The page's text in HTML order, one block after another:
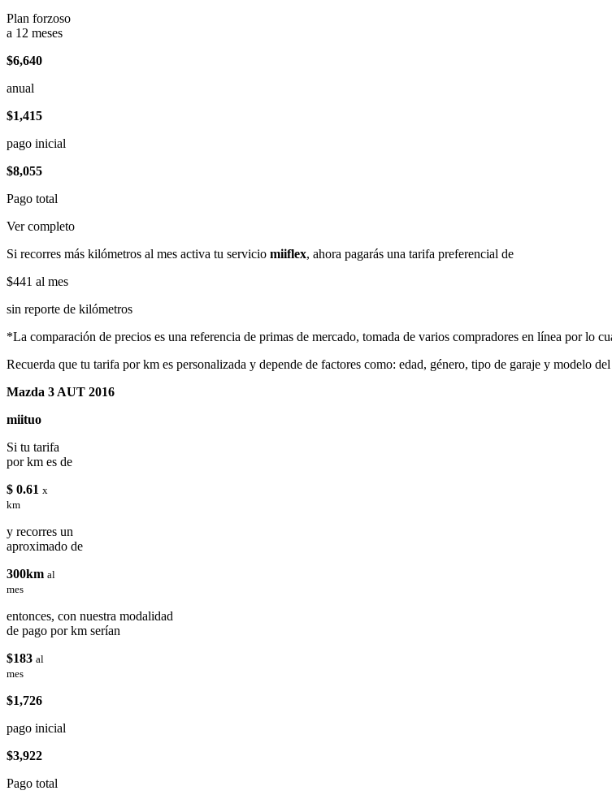
Plan forzoso
a 12 meses
$6,640
anual
$1,415
pago inicial
$8,055
Pago total
Ver completo
Si recorres más kilómetros al mes activa tu servicio miiflex, ahora pagarás una tarifa preferencial de
$441 al mes
sin reporte de kilómetros
*La comparación de precios es una referencia de primas de mercado, tomada de varios compradores en línea por lo
Recuerda que tu tarifa por km es personalizada y depende de factores como: edad, género, tipo de garaje y modelo
Mazda 3 AUT 2016
miituo
Si tu tarifa
por km es de
$ 0.61 x
km
y recorres un
aproximado de
300km al
mes
entonces, con nuestra modalidad
de pago por km serían
$183 al
mes
$1,726
pago inicial
$3,922
Pago total